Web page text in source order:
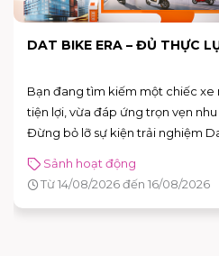
DAT BIKE ERA – ĐỦ THỰC
Bạn đang tìm kiếm một chiếc xe
tiện lợi, vừa đáp ứng trọn vẹn
Đừng bỏ lỡ sự kiện trải nghiệm
tiếp khám phá những mẫu xe
thử và nhận nhiều phần quà hấp
Sảnh hoạt động
Từ 14/08/2026 đến 16/08/2026